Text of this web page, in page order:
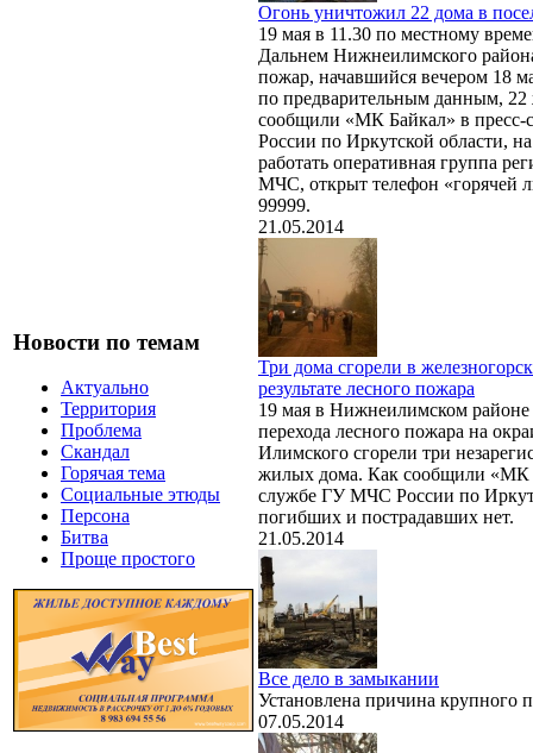
Новости по темам
Актуально
Территория
Проблема
Скандал
Горячая тема
Социальные этюды
Персона
Битва
Проще простого
Огонь уничтожил 22 дома в
19 мая в 11.30 по местному
Дальнем Нижнеилимского
пожар, начавшийся вечером 18
по предварительным данным,
сообщили «МК Байкал» в
России по Иркутской области,
работать оперативная группа
МЧС, открыт телефон «горячей
99999.
21.05.2014
Три дома сгорели в
результате лесного пожара
19 мая в Нижнеилимском районе
перехода лесного пожара на
Илимского сгорели три
жилых дома. Как сообщили «МК
службе ГУ МЧС России по
погибших и пострадавших нет.
21.05.2014
Все дело в замыкании
Установлена причина крупного
07.05.2014